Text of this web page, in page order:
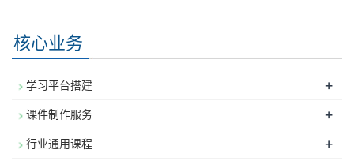
核心业务
学习平台搭建 +
课件制作服务 +
行业通用课程 +